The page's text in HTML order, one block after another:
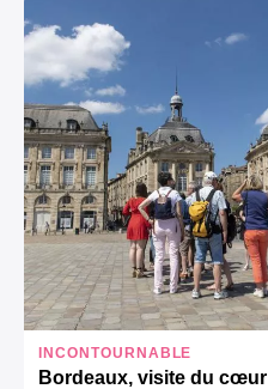
INCONTOURNABLE
Bordeaux, visite du cœur